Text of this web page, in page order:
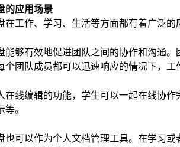
的应用场景
工作、学习、生活等方面都有着广泛的
能够有效地促进团队之间的协作和沟通
团队成员都可以迅速响应的情况下，工
在线编辑的功能，学生可以一起在线协
。
也可以作为个人文档管理工具。在学习